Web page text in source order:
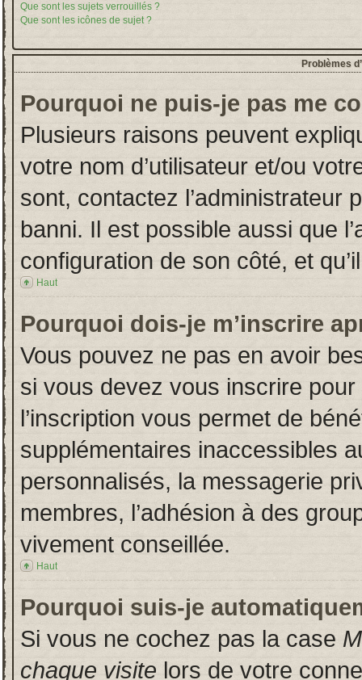
Que sont les sujets verrouillés ?
Que sont les icônes de sujet ?
Problèmes
Pourquoi ne puis-je pas me
Plusieurs raisons peuvent
votre nom d’utilisateur et/ou
sont, contactez l’administrateur
banni. Il est possible aussi que
configuration de son côté, et
Haut
Pourquoi dois-je m’inscrire
Vous pouvez ne pas en avoir
si vous devez vous inscrire
l’inscription vous permet de
supplémentaires inaccessibles
personnalisés, la messagerie
membres, l’adhésion à des
vivement conseillée.
Haut
Pourquoi suis-je
Si vous ne cochez pas la case
chaque visite lors de votre